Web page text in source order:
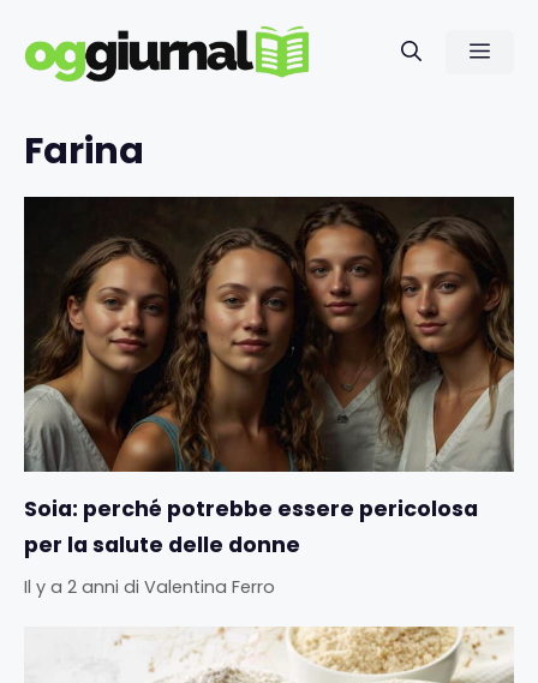
contenuto
Farina
Soia: perché potrebbe essere pericolosa
per la salute delle donne
Il y a 2 anni di Valentina Ferro